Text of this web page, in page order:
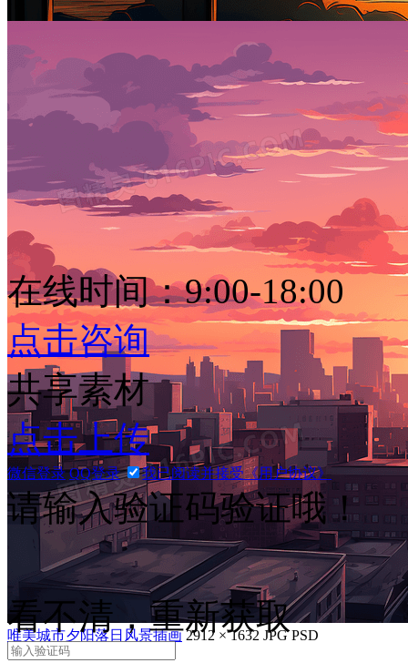
唯美大海夕阳落日风景插画 2912 × 1632 JPG PSD
唯美大海夕阳落日风景插画 2912 × 1632 JPG PSD
唯美城市夕阳落日风景插画 2912 × 1632 JPG PSD
在线时间：9:00-18:00
点击咨询
共享素材
点击上传
微信登录 QQ登录 我已阅读并接受《用户协议》
请输入验证码验证哦！
看不清，重新获取